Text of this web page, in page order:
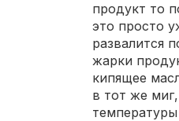
продукт то
это просто
развалится
жарки
кипящее
в тот же